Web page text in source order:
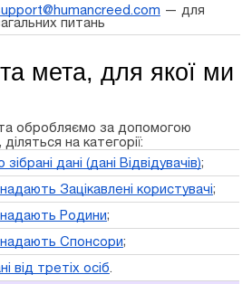
— для
питань
мета, для якої ми
обробляємо за допомогою
на категорії:
дані (дані Відвідувачів);
надають Зацікавлені користувачі;
надають Родини;
надають Спонсори;
від третіх осіб.